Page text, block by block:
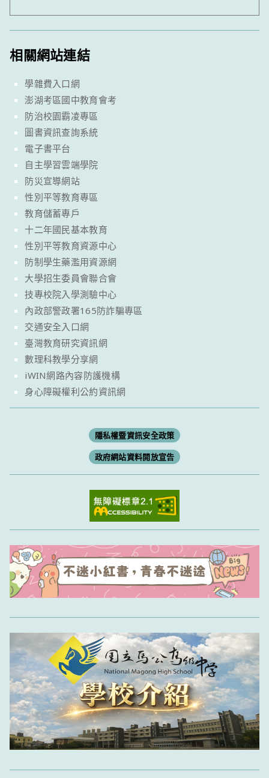
相關網站連結
學雜費入口網
澎湖考區國中教育會考
防治校園霸凌專區
圖書資訊查詢系統
電子書平台
自主學習雲端學院
防災宣導網站
性別平等教育專區
教育儲蓄專戶
十二年國民基本教育
性別平等教育資源中心
防制學生藥濫用資源網
大學招生委員會聯合會
技專校院入學測驗中心
內政部警政署165防詐騙專區
交通安全入口網
臺灣教育研究資訊網
數理科教學分享網
iWIN網路內容防護機構
身心障礙權利公約資訊網
隱私權暨資訊安全政策
政府網站資料開放宣告